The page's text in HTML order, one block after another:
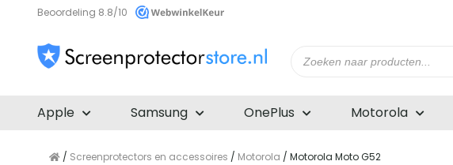
Beoordeling 8.8/10
zoeken
Apple Samsung OnePlus Motorola
/ Screenprotectors en accessoires / Motorola / Motorola Moto G52